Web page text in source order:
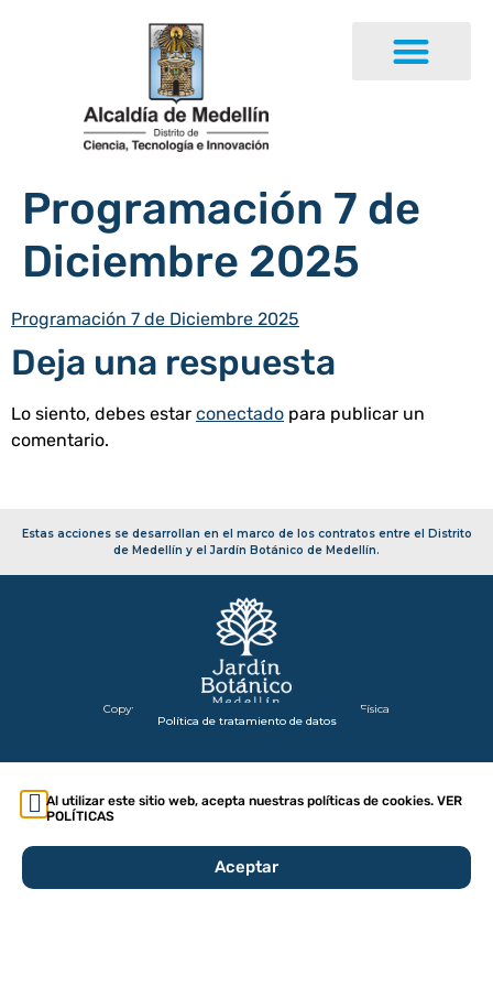
Programación 7 de
Diciembre 2025
Programación 7 de Diciembre 2025
Deja una respuesta
Lo siento, debes estar conectado para publicar un
comentario.
Estas acciones se desarrollan en el marco de los contratos entre el Distrito
de Medellín y el Jardín Botánico de Medellín.
Copyright 2026 – Secretaría de Infraestructura Física
Política de tratamiento de datos
Al utilizar este sitio web, acepta nuestras políticas de cookies. VER
POLÍTICAS
Aceptar